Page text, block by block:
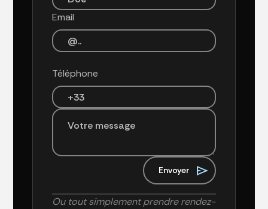
Email
Téléphone
Ou tout simplement prendre rendez-